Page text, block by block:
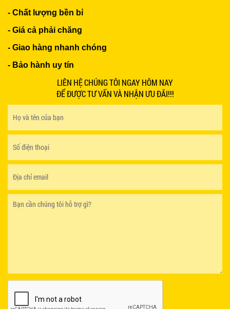
- Chất lượng bền bỉ
- Giá cả phải chăng
- Giao hàng nhanh chóng
- Bảo hành uy tín
LIÊN HỆ CHÚNG TÔI NGAY HÔM NAY
ĐỂ ĐƯỢC TƯ VẤN VÀ NHẬN ƯU ĐÃI!!!